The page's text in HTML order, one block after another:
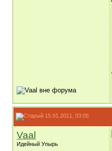
15.01.2011, 03:05
Vaal
Идейный Упырь